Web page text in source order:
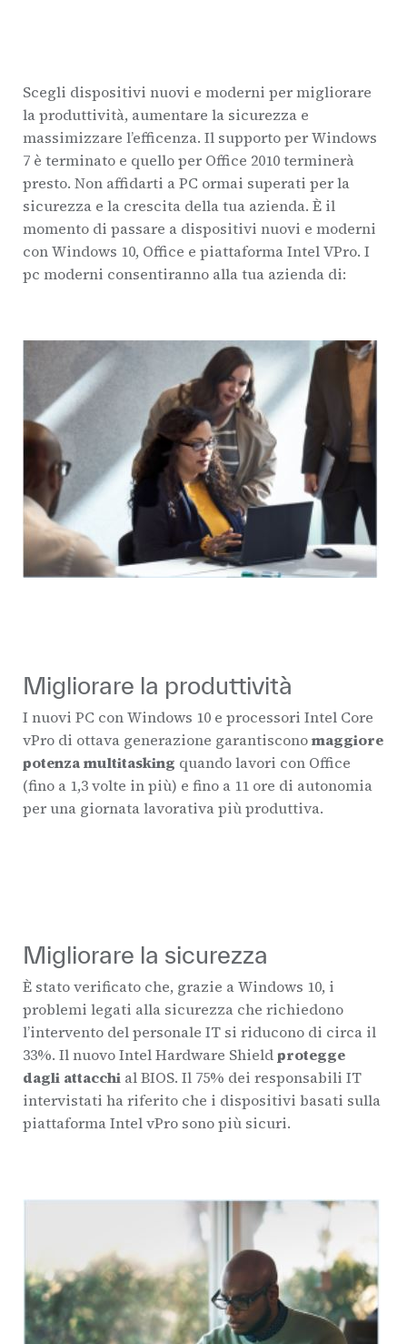
Scegli dispositivi nuovi e moderni per migliorare
la produttività, aumentare la sicurezza e
massimizzare l’efficenza. Il supporto per Windows
7 è terminato e quello per Office 2010 terminerà
presto. Non affidarti a PC ormai superati per la
sicurezza e la crescita della tua azienda. È il
momento di passare a dispositivi nuovi e moderni
con Windows 10, Office e piattaforma Intel VPro. I
pc moderni consentiranno alla tua azienda di:
Migliorare la produttività
I nuovi PC con Windows 10 e processori Intel Core
vPro di ottava generazione garantisconomaggiore
potenza multitasking quando lavori con Office
(fino a 1,3 volte in più) e fino a 11 ore di autonomia
per una giornata lavorativa più produttiva.
Migliorare la sicurezza
È stato verificato che, grazie a Windows 10, i
problemi legati alla sicurezza che richiedono
l’intervento del personale IT si riducono di circa il
33%. Il nuovo Intel Hardware Shieldprotegge
dagli attacchi al BIOS. Il 75% dei responsabili IT
intervistati ha riferito che i dispositivi basati sulla
piattaforma Intel vPro sono più sicuri.